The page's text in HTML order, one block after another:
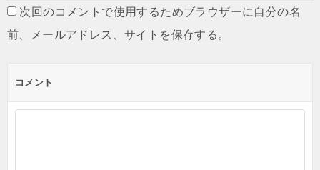
次回のコメントで使用するためブラウザーに自分の名
前、メールアドレス、サイトを保存する。
コメント